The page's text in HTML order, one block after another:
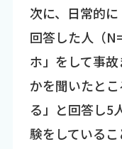
次に、日常的
回答した人（
ホ」をして事
かを聞いたと
る」と回答し5
験をしているこ